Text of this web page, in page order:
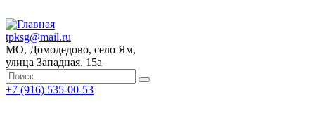
tpksg@mail.ru
МО, Домодедово, село Ям,
улица Западная, 15а
+7 (916) 535-00-53